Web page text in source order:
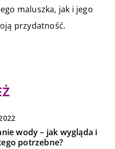
maluszka, jak i jego
przydatność.
wody – jak wygląda i
potrzebne?